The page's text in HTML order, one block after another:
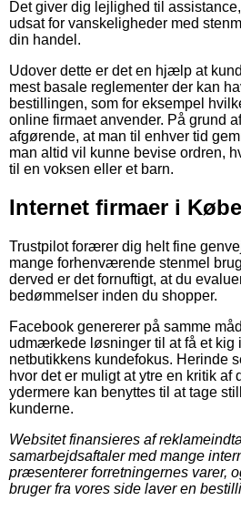
Det giver dig lejlighed til
udsat for vanskeligheder med
din handel.
Udover dette er det en hjælp at
mest basale reglementer der kan
bestillingen, som for eksempel
online firmaet anvender. På grund
afgørende, at man til enhver tid
man altid vil kunne bevise ordren,
til en voksen eller et barn.
Internet firmaer i
Trustpilot forærer dig helt fine
mange forhenværende stenmel
derved er det fornuftigt, at du
bedømmelser inden du shopper.
Facebook genererer på samme
udmærkede løsninger til at få et kig
netbutikkens kundefokus. Herinde
hvor det er muligt at ytre en kritik af
ydermere kan benyttes til at tage
kunderne.
Websitet finansieres af
samarbejdsaftaler med mange
præsenterer forretningernes varer,
bruger fra vores side laver en